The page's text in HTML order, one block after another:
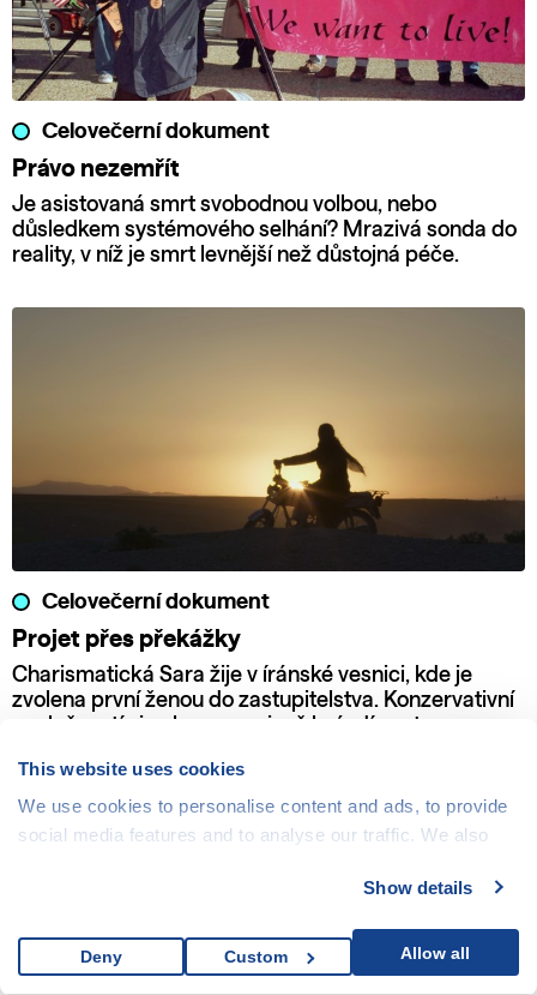
This website uses cookies
We use cookies to personalise content and ads, to provide
social media features and to analyse our traffic. We also
media, advertising and analytics partners who may
them or that they’ve collected from your use of their
services.
Show details
Allow all
Custom
Deny
Celovečerní dokument
Právo nezemřít
Je asistovaná smrt svobodnou volbou, nebo
důsledkem systémového selhání? Mrazivá sonda do
reality, v níž je smrt levnější než důstojná péče.
Celovečerní dokument
Projet přes překážky
Charismatická Sara žije v íránské vesnici, kde je
zvolena první ženou do zastupitelstva. Konzervativní
společností si nekompromisně brázdí cestu se svou